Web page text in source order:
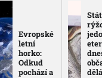
Evropské
letní
horko:
Odkud
pochází a